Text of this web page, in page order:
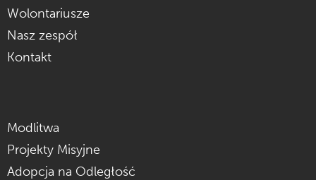
Wolontariusze
Nasz zespół
Kontakt
Modlitwa
Projekty Misyjne
Adopcja na Odległość